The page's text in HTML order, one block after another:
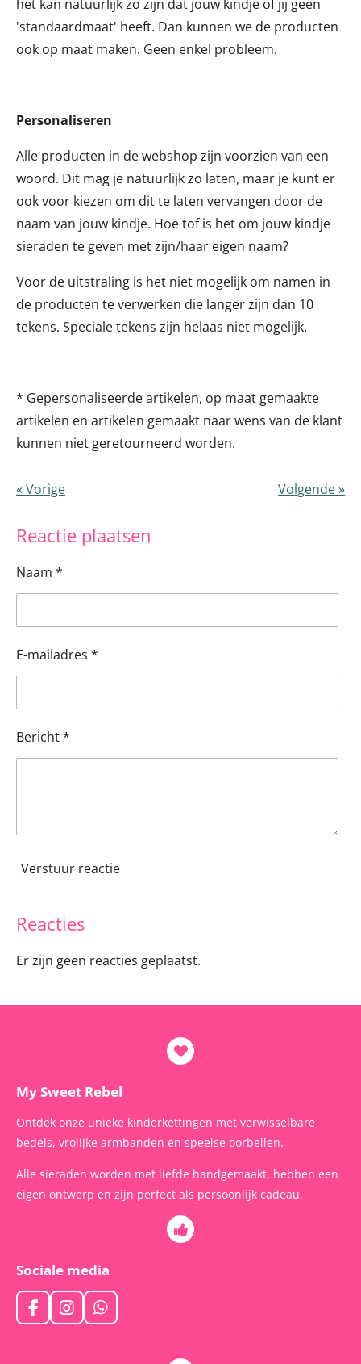
het kan natuurlijk zo zijn dat jouw kindje of jij geen
'standaardmaat' heeft. Dan kunnen we de producten
ook op maat maken. Geen enkel probleem.
Personaliseren
Alle producten in de webshop zijn voorzien van een
woord. Dit mag je natuurlijk zo laten, maar je kunt er
ook voor kiezen om dit te laten vervangen door de
naam van jouw kindje. Hoe tof is het om jouw kindje
sieraden te geven met zijn/haar eigen naam?
Voor de uitstraling is het niet mogelijk om namen in
de producten te verwerken die langer zijn dan 10
tekens. Speciale tekens zijn helaas niet mogelijk.
* Gepersonaliseerde artikelen, op maat gemaakte
artikelen en artikelen gemaakt naar wens van de klant
kunnen niet geretourneerd worden.
«Vorige Volgende»
Reactie plaatsen
Naam *
E-mailadres *
Bericht *
Verstuur reactie
Reacties
Er zijn geen reacties geplaatst.
My Sweet Rebel
Ontdek onze unieke kinderkettingen met verwisselbare
bedels, vrolijke armbanden en speelse oorbellen.
Alle sieraden worden met liefde handgemaakt, hebben een
eigen ontwerp en zijn perfect als persoonlijk cadeau.
Sociale media
F
a
I
n
W
h